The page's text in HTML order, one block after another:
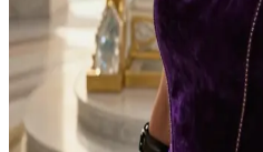
Sei un nuovo consigliere
Regina Marlena ha richiesto
questione che affida a pochissimi.
eccezione per lo scoppiettio delle
meticolosa attenzione che un tempo
Ha bisogno di capire se sei degno
con te.